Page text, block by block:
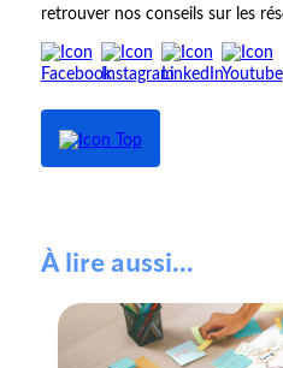
retrouver nos conseils sur les
À lire aussi...